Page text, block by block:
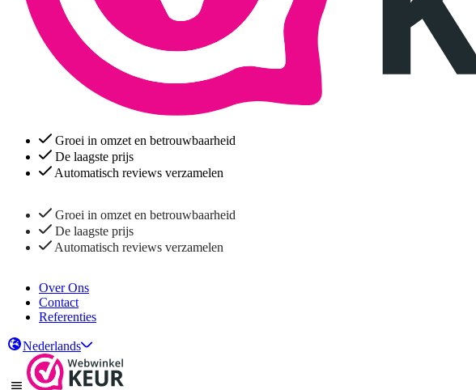
Groei in omzet en betrouwbaarheid
De laagste prijs
Automatisch reviews verzamelen
Groei in omzet en betrouwbaarheid
De laagste prijs
Automatisch reviews verzamelen
Over Ons
Contact
Referenties
Nederlands